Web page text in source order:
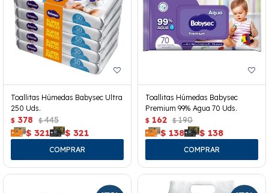
Toallitas Húmedas Babysec Ultra
250 Uds.
$ 378 $ 445
$ 321 $ 321
Toallitas Húmedas Babysec
Premium 99% Agua 70 Uds.
$ 162 $ 190
$ 138 $ 138